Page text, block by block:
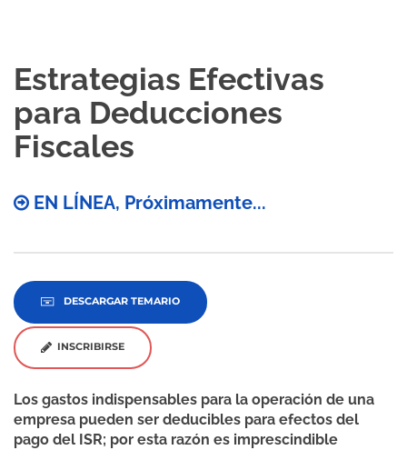
Estrategias Efectivas
para Deducciones
Fiscales
EN LÍNEA, Próximamente...
DESCARGAR TEMARIO
INSCRIBIRSE
Los gastos indispensables para la operación de una
empresa pueden ser deducibles para efectos del
pago del ISR; por esta razón es imprescindible